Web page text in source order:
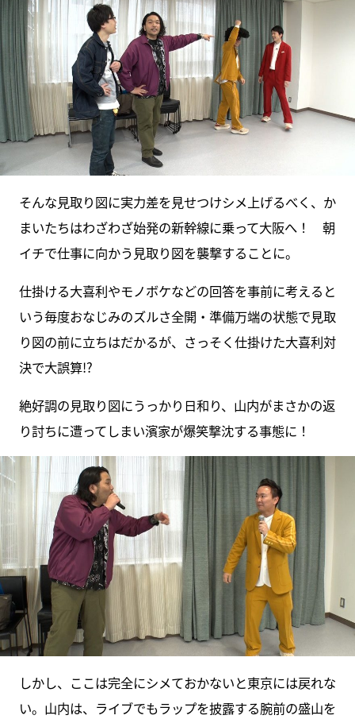
そんな見取り図に実力差を見せつけシメ上げるべく、か
まいたちはわざわざ始発の新幹線に乗って大阪へ！ 朝
イチで仕事に向かう見取り図を襲撃することに。
仕掛ける大喜利やモノボケなどの回答を事前に考えると
いう毎度おなじみのズルさ全開・準備万端の状態で見取
り図の前に立ちはだかるが、さっそく仕掛けた大喜利対
決で大誤算!?
絶好調の見取り図にうっかり日和り、山内がまさかの返
り討ちに遭ってしまい濱家が爆笑撃沈する事態に！
しかし、ここは完全にシメておかないと東京には戻れな
い。山内は、ライブでもラップを披露する腕前の盛山を